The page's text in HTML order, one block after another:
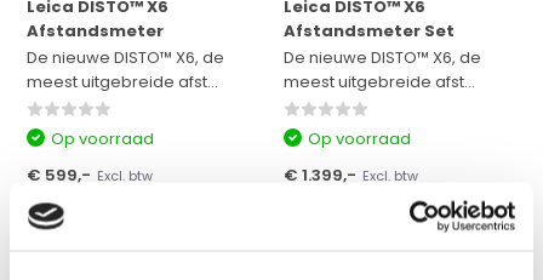
Leica DISTO™ X6
Afstandsmeter
De nieuwe DISTO™ X6, de
meest uitgebreide afst...
Op voorraad
€ 599,- Excl. btw
Leica DISTO™ X6
Afstandsmeter Set
De nieuwe DISTO™ X6, de
meest uitgebreide afst...
Op voorraad
€ 1.399,- Excl. btw